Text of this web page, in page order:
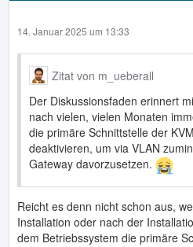
14. Januar 2025 um 13:33
Zitat von m_ueberall
Der Diskussionsfaden erinnert
nach vielen, vielen Monaten
die primäre Schnittstelle der
deaktivieren, um via VLAN
Gateway davorzusetzen.
Reicht es denn nicht schon aus,
Installation oder nach der
dem Betriebssystem die primäre